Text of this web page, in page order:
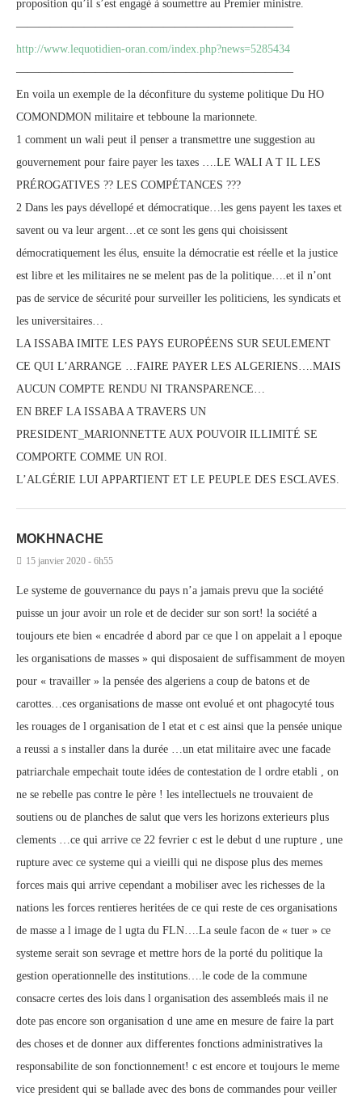
proposition qu’il s’est engagé à soumettre au Premier ministre.
————————————————————————–
http://www.lequotidien-oran.com/index.php?news=5285434
————————————————————————–
En voila un exemple de la déconfiture du systeme politique Du HO
COMONDMON militaire et tebboune la marionnete.
1 comment un wali peut il penser a transmettre une suggestion au
gouvernement pour faire payer les taxes ….LE WALI A T IL LES
PRÉROGATIVES ?? LES COMPÉTANCES ???
2 Dans les pays dévellopé et démocratique…les gens payent les taxes et
savent ou va leur argent…et ce sont les gens qui choisissent
démocratiquement les élus, ensuite la démocratie est réelle et la justice
est libre et les militaires ne se melent pas de la politique….et il n’ont
pas de service de sécurité pour surveiller les politiciens, les syndicats et
les universitaires…
LA ISSABA IMITE LES PAYS EUROPÉENS SUR SEULEMENT
CE QUI L’ARRANGE …FAIRE PAYER LES ALGERIENS….MAIS
AUCUN COMPTE RENDU NI TRANSPARENCE…
EN BREF LA ISSABA A TRAVERS UN
PRESIDENT_MARIONNETTE AUX POUVOIR ILLIMITÉ SE
COMPORTE COMME UN ROI.
L’ALGÉRIE LUI APPARTIENT ET LE PEUPLE DES ESCLAVES.
MOKHNACHE
15 janvier 2020 - 6h55
Le systeme de gouvernance du pays n’a jamais prevu que la société
puisse un jour avoir un role et de decider sur son sort! la société a
toujours ete bien « encadrée d abord par ce que l on appelait a l epoque
les organisations de masses » qui disposaient de suffisamment de moyen
pour « travailler » la pensée des algeriens a coup de batons et de
carottes…ces organisations de masse ont evolué et ont phagocyté tous
les rouages de l organisation de l etat et c est ainsi que la pensée unique
a reussi a s installer dans la durée …un etat militaire avec une facade
patriarchale empechait toute idées de contestation de l ordre etabli , on
ne se rebelle pas contre le père ! les intellectuels ne trouvaient de
soutiens ou de planches de salut que vers les horizons exterieurs plus
clements …ce qui arrive ce 22 fevrier c est le debut d une rupture , une
rupture avec ce systeme qui a vieilli qui ne dispose plus des memes
forces mais qui arrive cependant a mobiliser avec les richesses de la
nations les forces rentieres heritées de ce qui reste de ces organisations
de masse a l image de l ugta du FLN….La seule facon de « tuer » ce
systeme serait son sevrage et mettre hors de la porté du politique la
gestion operationnelle des institutions….le code de la commune
consacre certes des lois dans l organisation des assembleés mais il ne
dote pas encore son organisation d une ame en mesure de faire la part
des choses et de donner aux differentes fonctions administratives la
responsabilite de son fonctionnement! c est encore et toujours le meme
vice president qui se ballade avec des bons de commandes pour veiller